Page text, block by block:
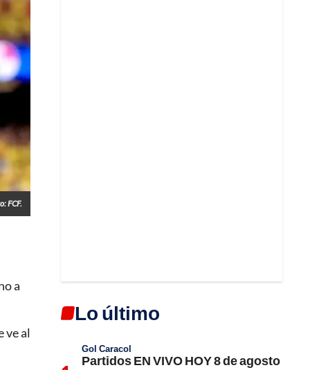
FCF.
a
ve al
Lo último
Gol Caracol
Partidos EN VIVO HOY 8 de agosto